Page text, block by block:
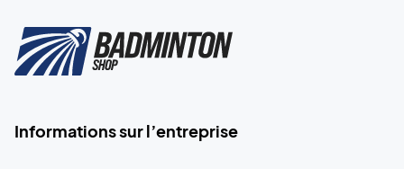
Informations sur l’entreprise